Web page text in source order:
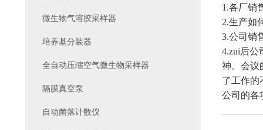
1.各厂销
2.生产如
3.公司销
4.zui后公
神。会议
了工作的
公司的各
微生物气溶胶采样器
培养基分装器
全自动压缩空气微生物采样器
隔膜真空泵
自动菌落计数仪